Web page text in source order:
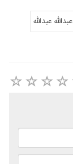
عبدالله عبدالله